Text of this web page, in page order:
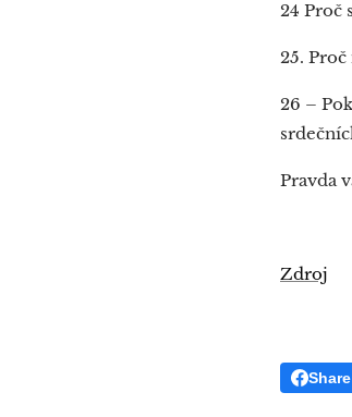
24 Proč
25.
26 –
Pravda
Zdroj
Share